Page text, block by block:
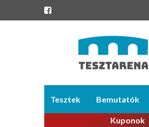
content
Tesztek Bemutatók
Kuponok